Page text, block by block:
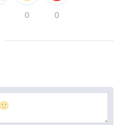
0 0